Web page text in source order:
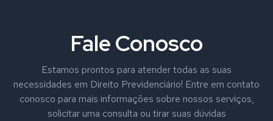
Fale Conosco
Estamos prontos para atender todas as suas
necessidades em Direito Previdenciário! Entre em contato
conosco para mais informações sobre nossos serviços,
solicitar uma consulta ou tirar suas dúvidas